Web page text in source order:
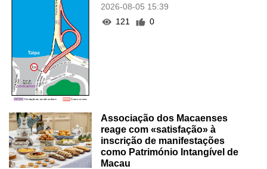
2026-08-05 15:39
121
0
Associação dos Macaenses
reage com «satisfação» à
inscrição de manifestações
como Património Intangível de
Macau